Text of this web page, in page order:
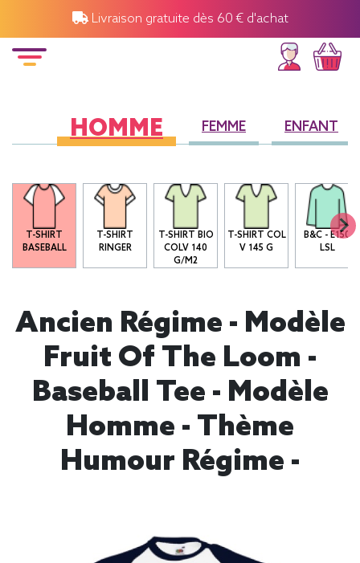
Livraison gratuite dès 60 € d'achat
HOMME FEMME ENFANT
T-SHIRT
BASEBALL
T-SHIRT
RINGER
T-SHIRT BIO
COLV 140
G/M2
T-SHIRT COL
V 145 G
B&C - E150
LSL
Ancien Régime - Modèle
Fruit Of The Loom -
Baseball Tee - Modèle
Homme - Thème
Humour Régime -